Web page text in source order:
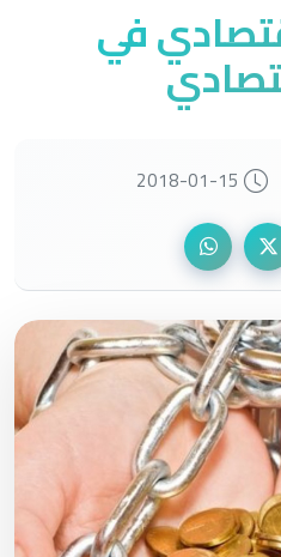
في
2018-01-15